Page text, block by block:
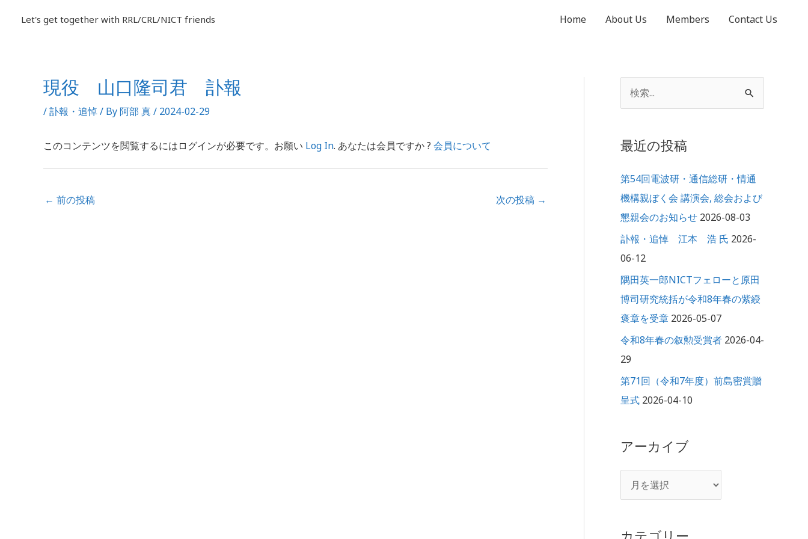
Let's get together with RRL/CRL/NICT friends Home About Us Members Contact Us
現役 山口隆司君 訃報
/訃報・追悼/ By 阿部 真/ 2024-02-29
このコンテンツを閲覧するにはログインが必要です。お願い Log In. あなたは会員ですか ? 会員について
投
稿
ナ
ゲ
ー
ョ← 前の投稿 次の投稿 →
象
最近の投稿
第54回電波研・通信総研・情通
機構親ぼく会 講演会, 総会および
懇親会のお知らせ 2026-08-03
訃報・追悼 江本 浩 氏 2026-
06-12
隅田英一郎NICTフェローと原田
博司研究統括が令和8年春の紫綬
褒章を受章 2026-05-07
令和8年春の叙勲受賞者 2026-04-
29
第71回（令和7年度）前島密賞贈
呈式 2026-04-10
アーカイブ
ー
イ